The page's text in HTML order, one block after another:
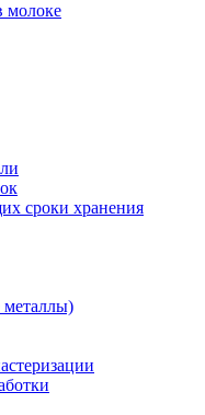
молоке
сроки хранения